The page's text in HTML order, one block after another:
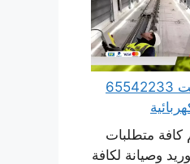
صيانة مصاعد في الكويت 65542233
كافة متطلبات
وصيانة لكافة